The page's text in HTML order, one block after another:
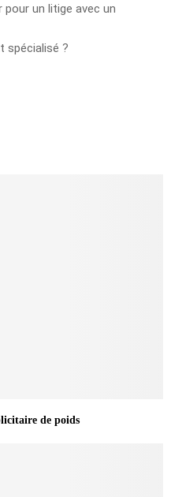
un litige avec un
spécialisé ?
de poids